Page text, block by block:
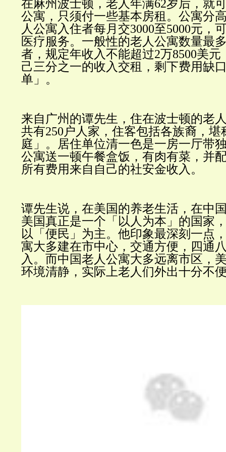
在麻州波士顿，老人年满62岁后，就
公寓，只须付一些基本房租。公寓分
人公寓入住者每月交3000至5000元，
医疗服务。一般性的老人公寓数量最
者，规定年收入不能超过2万8500美元
己三分之一的收入交租，剩下费用缺
单」。
来自广州的谭先生，住在波士顿的老
共有250 户人家，住客包括各族裔，堪
庭」。居住单位清一色是一房一厅带
公寓送一顿午餐盒饭，有肉有菜，并
所有费用来自自己的社安金收入。
谭先生说，在美国的养老生活，在中
美国真正是一个「以人为本」的国家
以「便民」为主。他印象最深刻一点
寓大多建在市中心，交通方便，四通
入。而中国老人公寓大多远离市区，
环境清静，实际上老人们外出十分不